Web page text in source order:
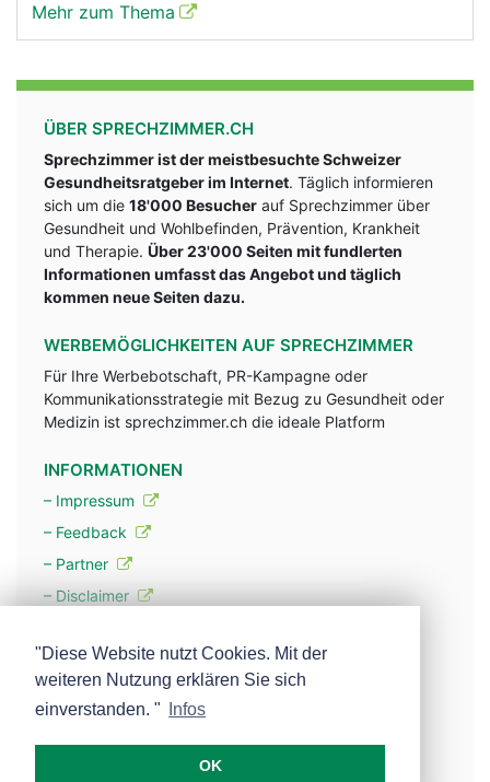
Mehr zum Thema
ÜBER SPRECHZIMMER.CH
Sprechzimmer ist der meistbesuchte Schweizer
Gesundheitsratgeber im Internet. Täglich informieren
sich um die 18'000 Besucher auf Sprechzimmer über
Gesundheit und Wohlbefinden, Prävention, Krankheit
und Therapie. Über 23'000 Seiten mit fundlerten
Informationen umfasst das Angebot und täglich
kommen neue Seiten dazu.
WERBEMÖGLICHKEITEN AUF SPRECHZIMMER
Für Ihre Werbebotschaft, PR-Kampagne oder
Kommunikationsstrategie mit Bezug zu Gesundheit oder
Medizin ist sprechzimmer.ch die ideale Platform
INFORMATIONEN
– Impressum
– Feedback
– Partner
– Disclaimer
– Werbung
– Mehr über unsere Experten
"Diese Website nutzt Cookies. Mit der
weiteren Nutzung erklären Sie sich
einverstanden. "
Infos
OK